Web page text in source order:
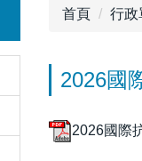
首頁 行政
2026國
2026國際